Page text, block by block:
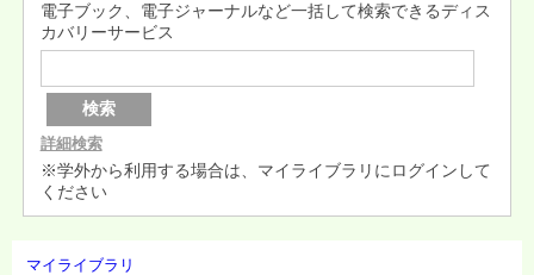
電子ブック、電子ジャーナルなど一括して検索できるディス
カバリーサービス
検索
詳細検索
※学外から利用する場合は、マイライブラリにログインして
ください
マイライブラリ